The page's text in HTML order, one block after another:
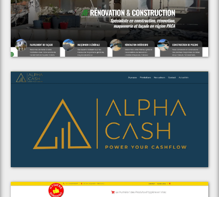
Voir le projet
AF Rénovation & Construction
Voir le projet
Alpha Cash Consulting